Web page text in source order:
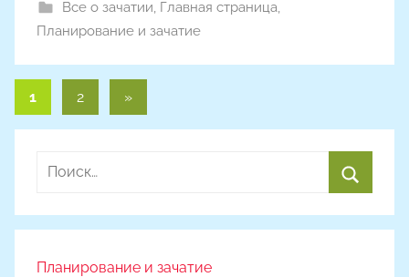
Все о зачатии, Главная страница,
Планирование и зачатие
Пагинация
записей
1 2
Следующие
»
Найти:
Планирование и зачатие